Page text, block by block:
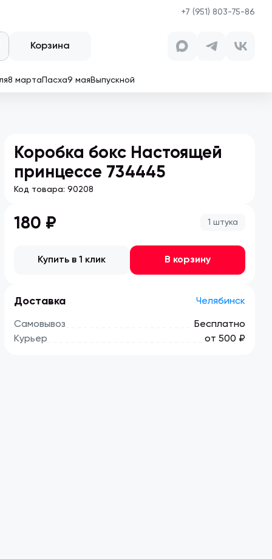
+7 (951) 803-75-86
Корзина
8 марта Пасха9 мая Выпускной
Коробка бокс Настоящей
принцессе 734445
Код товара: 90208
180 ₽ 1 штука
Купить в 1 клик В корзину
Доставка Челябинск
Самовывоз
Бесплатно
Курьер
от 500 ₽